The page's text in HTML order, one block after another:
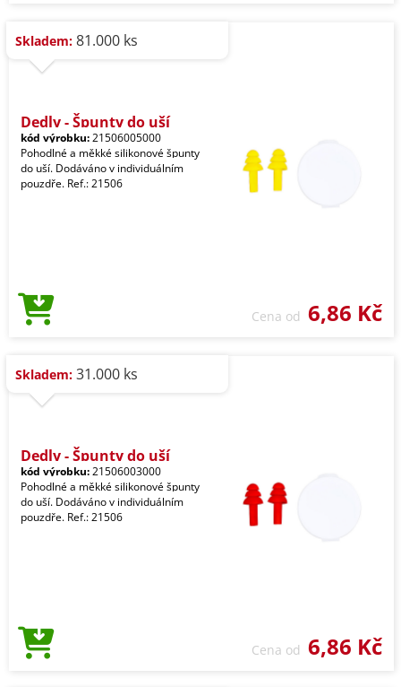
Skladem: 81.000 ks
Dedly - Špunty do uší
kód výrobku:21506005000
Pohodlné a měkké silikonové špunty
do uší. Dodáváno v individuálním
pouzdře. Ref.: 21506
Cena od 6,86 Kč
Skladem: 31.000 ks
Dedly - Špunty do uší
kód výrobku:21506003000
Pohodlné a měkké silikonové špunty
do uší. Dodáváno v individuálním
pouzdře. Ref.: 21506
Cena od 6,86 Kč